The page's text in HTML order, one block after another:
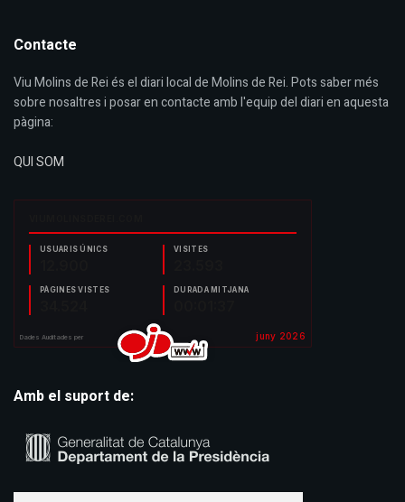
Contacte
Viu Molins de Rei és el diari local de Molins de Rei. Pots saber més
sobre nosaltres i posar en contacte amb l'equip del diari en aquesta
pàgina:
QUI SOM
Amb el suport de: